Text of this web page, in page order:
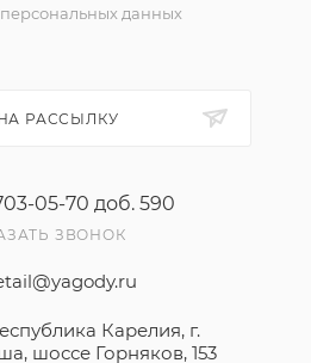
данных
РАССЫЛКУ
05-70 доб. 590
ЗВОНОК
Карелия, г.
шоссе Горняков, 153